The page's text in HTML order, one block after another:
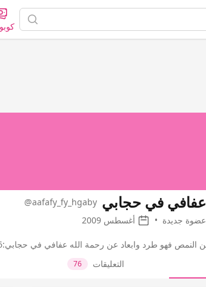
عفافي في حجابي @aafafy_fy_hgaby
عضوة جديدة • أغسطس 2009
التعليقات 76